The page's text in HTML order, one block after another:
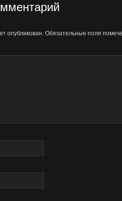
опубликован. Обязательные поля